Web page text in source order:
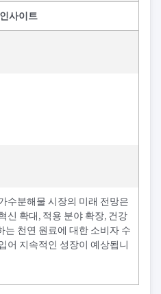
사이트
수분해물 시장의 미래 전망은
신 확대, 적용 분야 확장, 건강
는 천연 원료에 대한 소비자 수
어 지속적인 성장이 예상됩니